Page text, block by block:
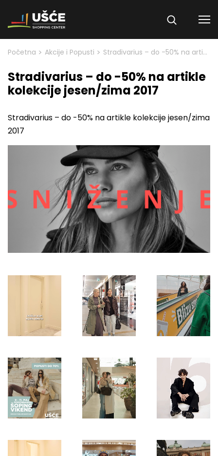
Skip to content
Početna > Akcije i Popusti > Stradivarius – do -50% na artikle kolekcije jesen/zima 2017
Stradivarius – do -50% na artikle
kolekcije jesen/zima 2017
Stradivarius – do -50% na artikle kolekcije jesen/zima
2017